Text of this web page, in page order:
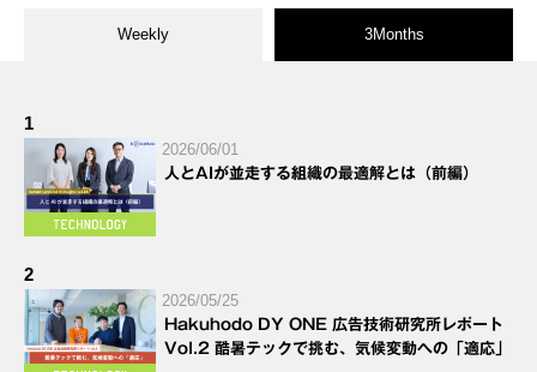
Weekly 3Months
1
2026/06/01
人とAIが並走する組織の最適解とは（前編）
2
2026/05/25
Hakuhodo DY ONE 広告技術研究所レポート
Vol.2 酷暑テックで挑む、気候変動への「適応」